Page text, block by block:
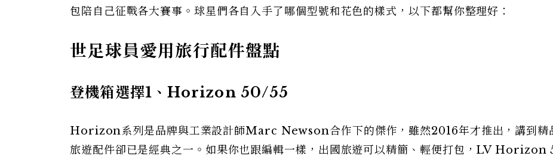
包陪自己征戰各大賽事。球星們各自入手了哪個型號和花色的樣式，以下都幫你整理好：
世足球員愛用旅行配件盤點
登機箱選擇1、Horizon 50/55
Horizon系列是品牌與工業設計師Marc Newson合作下的傑作，雖然2016年才推出，講到精
旅遊配件卻已是經典之一。如果你也跟編輯一樣，出國旅遊可以精簡、輕便打包，LV Horizon